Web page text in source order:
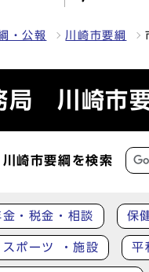
・公報 川崎市要綱
局 川崎市
川崎市要綱を検索
・税金・相談 保
ポーツ ・施設 平